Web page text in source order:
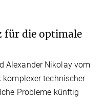
für die optimale
Alexander Nikolay vom
technischer
Probleme künftig